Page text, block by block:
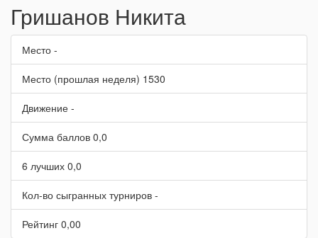
Гришанов Никита
Место -
Место (прошлая неделя) 1530
Движение -
Сумма баллов 0,0
6 лучших 0,0
Кол-во сыгранных турниров -
Рейтинг 0,00